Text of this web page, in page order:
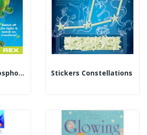
Sticker TREX Phosphorescent Stickers Constellations